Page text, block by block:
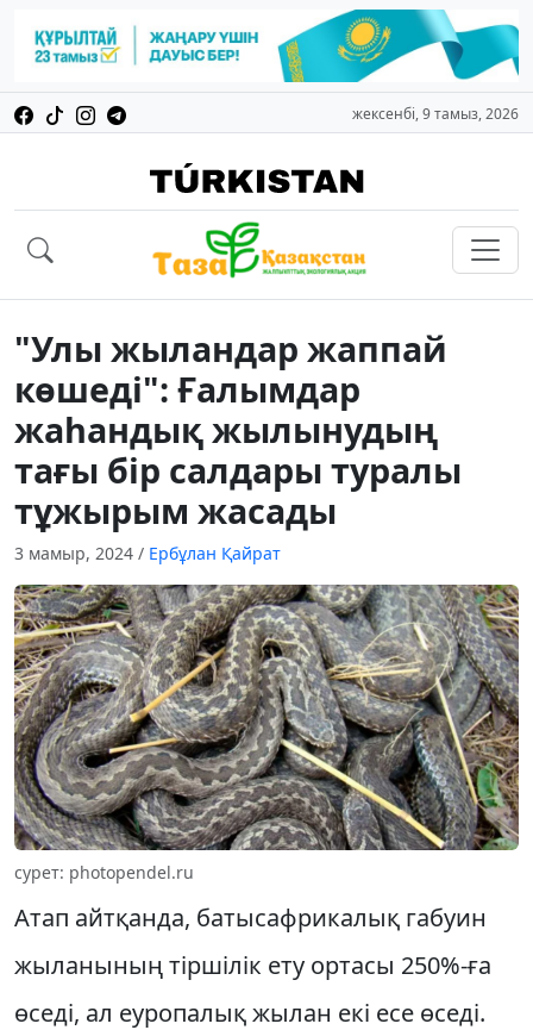
жексенбі, 9 тамыз, 2026
"Улы жыландар жаппай
көшеді": Ғалымдар
жаһандық жылынудың
тағы бір салдары туралы
тұжырым жасады
3 мамыр, 2024 / Ербұлан Қайрат
сурет: photopendel.ru
Атап айтқанда, батысафрикалық габуин
жыланының тіршілік ету ортасы 250%-ға
өседі, ал еуропалық жылан екі есе өседі.